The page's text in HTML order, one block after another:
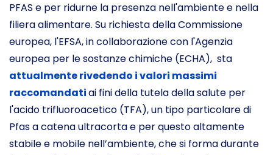
PFAS e per ridurne la presenza nell'ambiente e nella
filiera alimentare. Su richiesta della Commissione
europea, l'EFSA, in collaborazione con l'Agenzia
europea per le sostanze chimiche (ECHA), sta
attualmente rivedendo i valori massimi
raccomandatiai fini della tutela della salute per
l'acido trifluoroacetico (TFA), un tipo particolare di
Pfas a catena ultracorta e per questo altamente
stabile e mobile nell’ambiente, che si forma durante